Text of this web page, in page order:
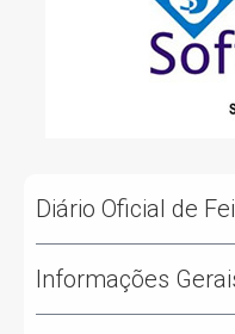
Diário Oficial de
Informações